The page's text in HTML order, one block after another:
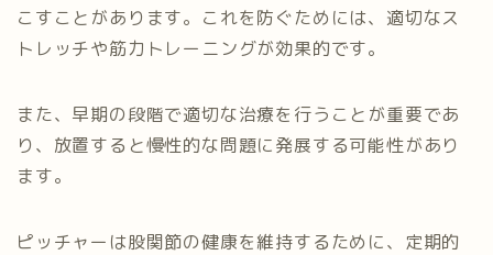
こすことがあります。これを防ぐためには、適切なス
トレッチや筋力トレーニングが効果的です。
また、早期の段階で適切な治療を行うことが重要であ
り、放置すると慢性的な問題に発展する可能性があり
ます。
ピッチャーは股関節の健康を維持するために、定期的